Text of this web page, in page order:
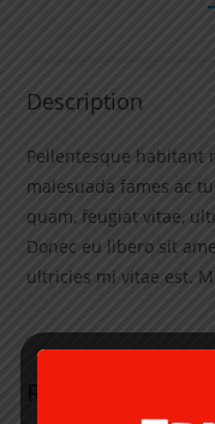
Description
Pellentesque habitant
malesuada fames ac
quam, feugiat vitae,
Donec eu libero sit
ultricies mi vitae est.